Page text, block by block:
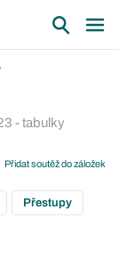
- tabulky
Přidat soutěž do záložek
Přestupy